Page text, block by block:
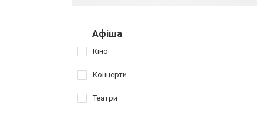
Афіша
Кіно
Концерти
Театри